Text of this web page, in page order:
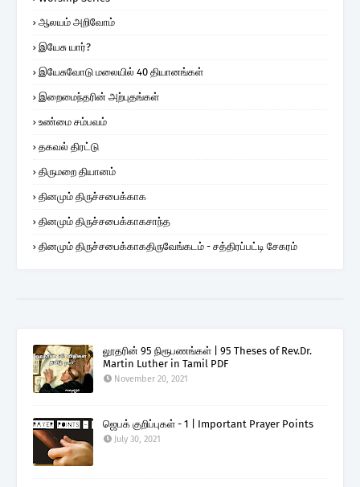
ஆலயம் அறிவோம்
இயேசு யார்?
இயேசுவோடு மலையில் 40 தியானங்கள்
இறைமைந்தரின் அற்புதங்கள்
உண்மை சம்பவம்
தகவல் திரட்டு
திருமறை தியானம்
தினமும் திருச்சபைக்காக
தினமும் திருச்சபைக்காகசாந்த
தினமும் திருச்சபைக்காகதிருவேங்கடம் - சத்திரப்பட்டி சேகரம்
லூதரின் 95 நிரூபணங்கள் | 95 Theses of Rev.Dr.
Martin Luther in Tamil PDF
November 20, 2021
ஜெபக் குறிப்புகள் - 1 | Important Prayer Points
July 30, 2021